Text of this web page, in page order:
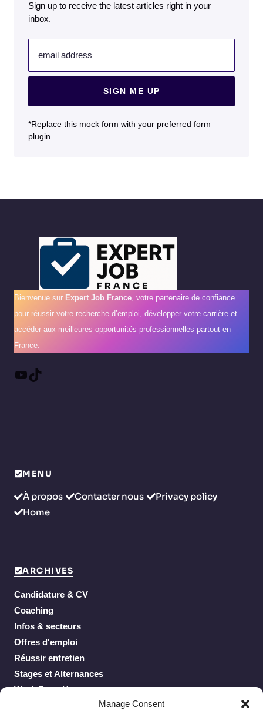
Manage Consent
Sign up to receive the latest articles right in your
inbox.
email address
SIGN ME UP
*Replace this mock form with your preferred form
plugin
Bienvenue sur Expert Job France , votre partenaire de confiance
pour réussir votre recherche d’emploi, développer votre carrière et
accéder aux meilleures opportunités professionnelles partout en
France.
YouTube
TikTok
MENU
À propos Contacter nous
Privacy policy
Home
ARCHIVES
Candidature & CV
Coaching
Infos & secteurs
Offres d'emploi
Réussir entretien
Stages et Alternances
Work From Home